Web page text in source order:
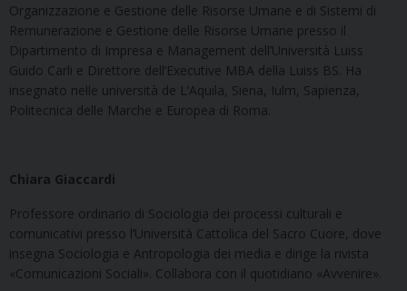
Organizzazione e Gestione delle Risorse Umane e di Sistemi di
Remunerazione e Gestione delle Risorse Umane presso il
Dipartimento di Impresa e Management dell’Università Luiss
Guido Carli e Direttore dell’Executive MBA della Luiss BS. Ha
insegnato nelle università de L’Aquila, Siena, Iulm, Sapienza,
Politecnica delle Marche e Europea di Roma.
Chiara Giaccardi
Professore ordinario di Sociologia dei processi culturali e
comunicativi presso l’Università Cattolica del Sacro Cuore, dove
insegna Sociologia e Antropologia dei media e dirige la rivista
«Comunicazioni Sociali». Collabora con il quotidiano «Avvenire».